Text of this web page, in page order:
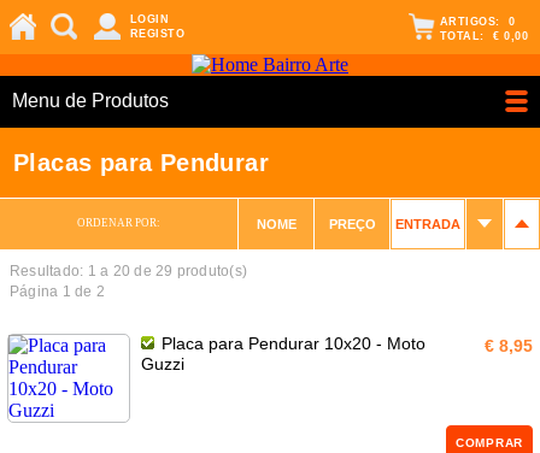
LOGIN
REGISTO
ARTIGOS: 0
TOTAL: € 0,00
Menu de Produtos
Placas para Pendurar
ORDENAR POR: NOME PREÇO ENTRADA
Resultado: 1 a 20 de 29 produto(s)
Página 1 de 2
Placa para Pendurar 10x20 - Moto
Guzzi
€ 8,95
COMPRAR